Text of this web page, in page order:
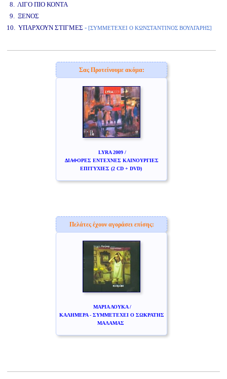
8. ΛΙΓΟ ΠΙΟ ΚΟΝΤΑ
9. ΞΕΝΟΣ
10. ΥΠΑΡΧΟΥΝ ΣΤΙΓΜΕΣ - [ΣΥΜΜΕΤΕΧΕΙ Ο ΚΩΝΣΤΑΝΤΙΝΟΣ ΒΟΥΛΓΑΡΗΣ]
Σας Προτείνουμε ακόμα:
LYRA 2009 /
ΔΙΑΦΟΡΕΣ ΕΝΤΕΧΝΕΣ ΚΑΙΝΟΥΡΓΙΕΣ
ΕΠΙΤΥΧΙΕΣ (2 CD + DVD)
Πελάτες έχουν αγοράσει επίσης:
ΜΑΡΙΑ ΛΟΥΚΑ /
ΚΑΛΗΜΕΡΑ - ΣΥΜΜΕΤΕΧΕΙ Ο ΣΩΚΡΑΤΗΣ
ΜΑΛΑΜΑΣ